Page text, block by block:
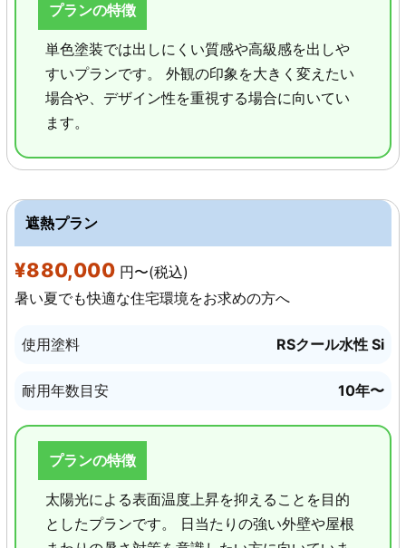
プランの特徴
単色塗装では出しにくい質感や高級感を出しや
すいプランです。 外観の印象を大きく変えたい
場合や、デザイン性を重視する場合に向いてい
ます。
遮熱プラン
¥880,000 円〜(税込)
暑い夏でも快適な住宅環境をお求めの方へ
使用塗料 RSクール水性 Si
耐用年数目安 10年〜
プランの特徴
太陽光による表面温度上昇を抑えることを目的
としたプランです。 日当たりの強い外壁や屋根